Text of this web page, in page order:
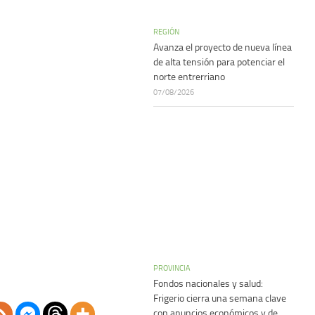
REGIÓN
Avanza el proyecto de nueva línea
de alta tensión para potenciar el
norte entrerriano
07/08/2026
PROVINCIA
Fondos nacionales y salud:
Frigerio cierra una semana clave